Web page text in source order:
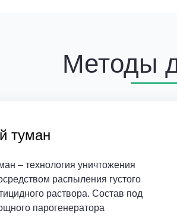
Методы
туман
– технология уничтожения
распыления густого
раствора. Состав под
парогенератора